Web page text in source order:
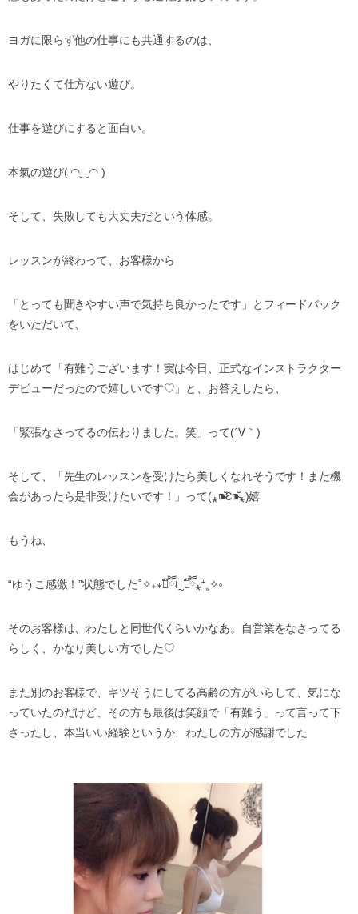
ヨガに限らず他の仕事にも共通するのは、
やりたくて仕方ない遊び。
仕事を遊びにすると面白い。
本氣の遊び( ◠‿◠ )
そして、失敗しても大丈夫だという体感。
レッスンが終わって、お客様から
「とっても聞きやすい声で気持ち良かったです」とフィードバック
をいただいて、
はじめて「有難うございます！実は今日、正式なインストラクター
デビューだったので嬉しいです♡」と、お答えしたら、
「緊張なさってるの伝わりました。笑」って(´∀｀)
そして、「先生のレッスンを受けたら美しくなれそうです！また機
会があったら是非受けたいです！」って(⁎⁍̴̆Ɛ⁍̴̆⁎)嬉
もうね、
“ゆうこ感激！”状態でした˚✧₊⁎❝᷀ົཽ≀ˍ̮ ❝᷀ົཽ⁎⁺˳✧༚
そのお客様は、わたしと同世代くらいかなあ。自営業をなさってる
らしく、かなり美しい方でした♡
また別のお客様で、キツそうにしてる高齢の方がいらして、気にな
っていたのだけど、その方も最後は笑顔で「有難う」って言って下
さったし、本当いい経験というか、わたしの方が感謝でした